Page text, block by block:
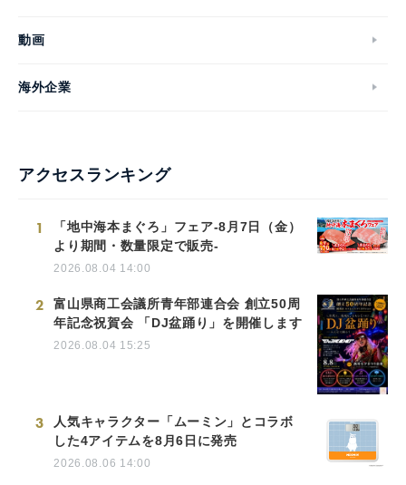
動画
海外企業
アクセスランキング
1
「地中海本まぐろ」フェア-8月7日（金）
より期間・数量限定で販売-
2026.08.04 14:00
2
富山県商工会議所青年部連合会 創立50周
年記念祝賀会 「DJ盆踊り」を開催します
2026.08.04 15:25
3
人気キャラクター「ムーミン」とコラボ
した4アイテムを8月6日に発売
2026.08.06 14:00